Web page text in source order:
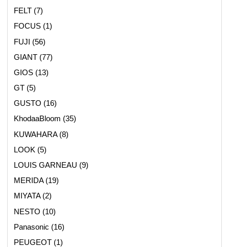
FELT(7)
FOCUS(1)
FUJI (56)
GIANT(77)
GIOS(13)
GT(5)
GUSTO (16)
KhodaaBloom (35)
KUWAHARA(8)
LOOK (5)
LOUIS GARNEAU (9)
MERIDA(19)
MIYATA(2)
NESTO (10)
Panasonic (16)
PEUGEOT(1)